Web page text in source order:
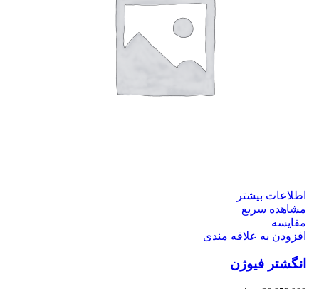
اطلاعات بیشتر
مشاهده سریع
مقایسه
افزودن به علاقه مندی
انگشتر فیوژن